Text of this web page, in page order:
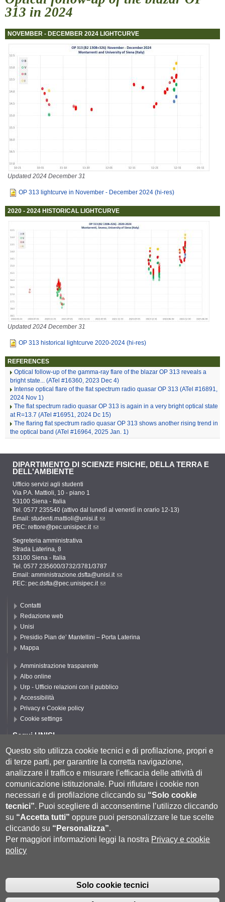
313 in 2024
NOVEMBER - DECEMBER 2024 LIGHTCURVE
Updated 2024 December 31
OP 313 lightcurve in November - December 2024 (hi-res)
2020 - 2024 HISTORICAL LIGHTCURVE
Updated 2024 December 31
OP 313 historical lightcurve 2020-2024 (hi-res)
REFERENCES
Optical follow-up of the gamma-ray flare of the blazar OP 313 reveals a
bright state... (ATel #16360, 2023 Dec 4)
Intense optical flare of the flat spectrum radio quasar OP 313 (ATel #16891,
2024 Nov 1)
The flat spectrum radio quasar OP 313 is again in a very bright optical state
at R=13.7 (ATel #16951, 2024 Dc 15)
The flaring flat spectrum radio quasar OP 313 shows another rising trend in
the optical band (ATel #16964, 2025 Jan. 1)
DIPARTIMENTO DI SCIENZE FISICHE, DELLA TERRA E
DELL'AMBIENTE
Ufficio servizi agli studenti
Via P.A. Mattioli, 10 - piano 1
53100 Siena - Italia
Tel. 0577 235540 (attivo dal lunedì al venerdì in orario 12-13)
Email: studenti.mattioli@unisi.it
PEC: rettore@pec.unisipec.it
Segreteria amministrativa
Strada Laterina, 8
53100 Siena - Italia
Tel. 0577 235600/3732/3781/3787
Email: amministrazione.dsfta@unisi.it
PEC: pec.dsfta@pec.unisipec.it
Contatti
Redazione web
Unisi
Presidio Pian de’ Mantellini – Porta Laterina
Mappa
Amministrazione trasparente
Albo online
Urp - Ufficio relazioni con il pubblico
Accessibilità
Privacy e Cookie policy
Cookie settings
Segui UNISI
Segui DSFTA
P.IVA 00273530527 | C.F. 80002070524 |Coordinate bancarie|Caselle
Pec: Posta Elettronica Certificata|Fatturazione Elettronica
Questo sito utilizza cookie tecnici e di profilazione, propri e
di terze parti, per garantire la corretta navigazione,
analizzare il traffico e misurare l'efficacia delle attività di
comunicazione istituzionale. Puoi rifiutare i cookie non
necessari e di profilazione cliccando su “Solo cookie
tecnici”. Puoi scegliere di acconsentirne l’utilizzo cliccando
su “Accetta tutti” oppure puoi personalizzare le tue scelte
cliccando su “Personalizza”.
Per maggiori informazioni leggi la nostra Privacy e cookie
policy
Solo cookie tecnici